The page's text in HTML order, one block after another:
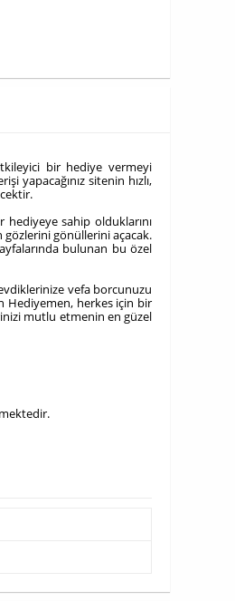
bir hediye vermeyi
yapacağınız sitenin hızlı,
sahip olduklarını
gönüllerini açacak.
bulunan bu özel
vefa borcunuzu
Hediyemen, herkes için bir
mutlu etmenin en güzel